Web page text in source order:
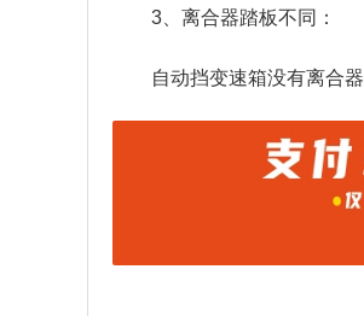
3、离合器踏板不同：
自动挡变速箱没有离合